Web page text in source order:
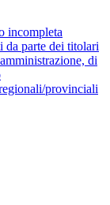
incompleta
da parte dei titolari
di
provinciali